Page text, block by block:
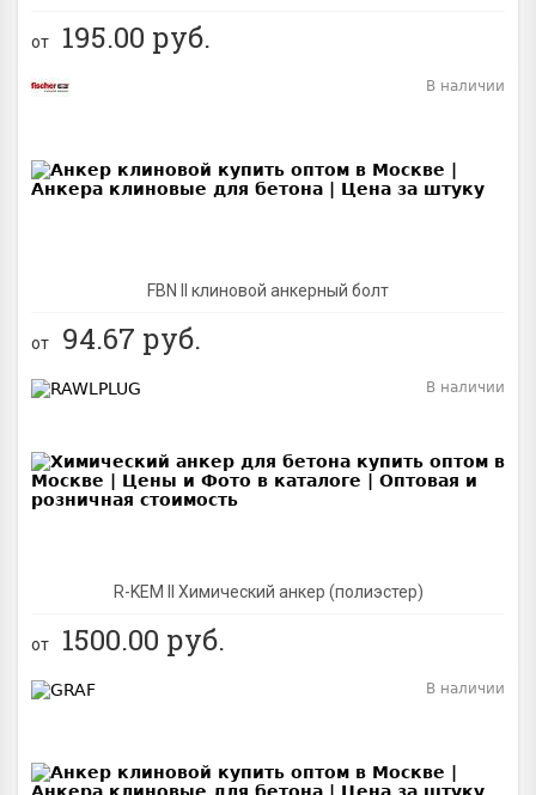
от 195.00 руб.
FBN II клиновой анкерный болт
В наличии
от 94.67 руб.
R-KEM II Химический анкер (полиэстер)
В наличии
от 1500.00 руб.
В наличии